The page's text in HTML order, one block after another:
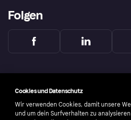
Folgen
Cookies und Datenschutz
Wir verwenden Cookies, damit unsere
und um dein Surfverhalten zu